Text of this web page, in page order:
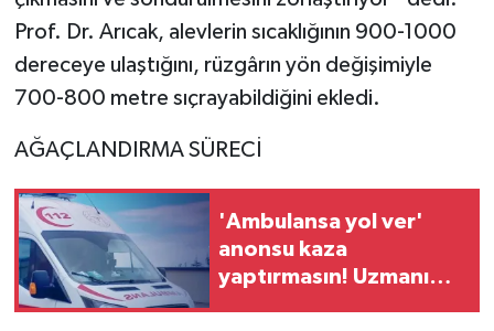
Prof. Dr. Arıcak, alevlerin sıcaklığının 900-1000
dereceye ulaştığını, rüzgârın yön değişimiyle
700-800 metre sıçrayabildiğini ekledi.
AĞAÇLANDIRMA SÜRECİ
'Ambulansa yol ver'
anonsu kaza
yaptırmasın! Uzmanı